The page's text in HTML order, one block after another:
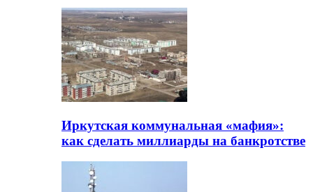
Иркутская коммунальная «мафия»:
как сделать миллиарды на банкротстве